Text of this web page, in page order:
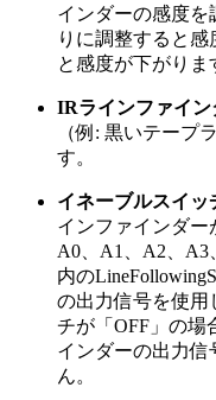
インダーの感度を
りに調整すると
と感度が下がりま
IRラインファイン
（例: 黒いテープ
す。
イネーブルスイッ
インファインダー
A0、A1、A2、A3
内の
の出力信号を使用
チが「OFF」の場
インダーの出力信
ん。